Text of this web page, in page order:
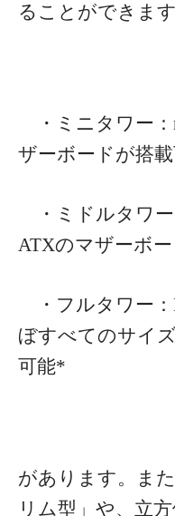
ることができま
・ミニタワー：
ザーボードが搭
・ミドルタワー
ATXのマザーボ
・フルタワー：
ぼすべてのサイ
可能*
があります。ま
リム型」や、立